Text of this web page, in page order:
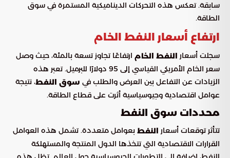
سابقة. تعكس هذه التحركات الديناميكية المستمرة في سوق
الطاقة.
ارتفاع أسعار النفط الخام
سجلت أسعار النفط الخام ارتفاعًا تجاوز تسعة بالمئة، حيث وصل
سعر الخام الأمريكي القياسي إلى 95 دولارًا للبرميل. تعبر هذه
الزيادات عن التفاعل بين العرض والطلب في سوق النفط، نتيجة
عوامل اقتصادية وجيوسياسية أثرت على قطاع الطاقة.
محددات سوق النفط
تتأثر توقعات أسعار النفط بعوامل متعددة. تشمل هذه العوامل
القرارات الاقتصادية التي تتخذها الدول المنتجة والمستهلكة